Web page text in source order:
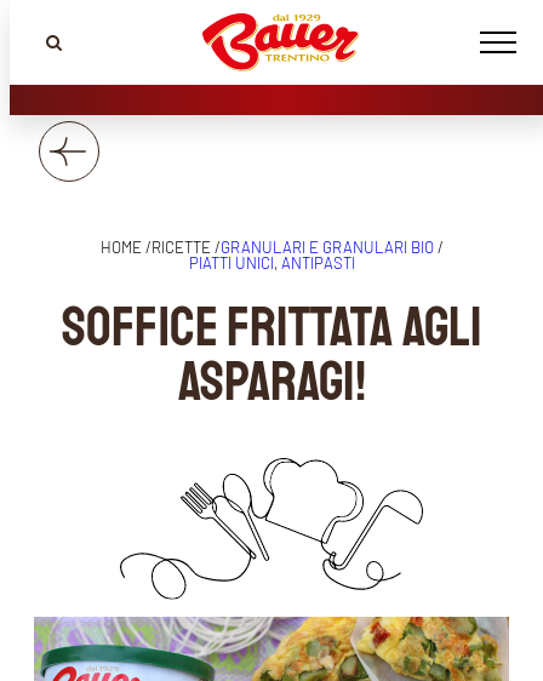
HOME /RICETTE /GRANULARI E GRANULARI BIO/
PIATTI UNICI, ANTIPASTI
Soffice frittata agli
asparagi!